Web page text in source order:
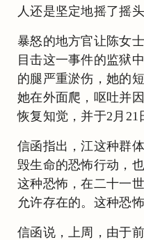
人还是坚定地摇了摇头
暴怒的地方官让陈女
目击这一事件的监狱
的腿严重淤伤，她的
她在外面爬，呕吐并
恢复知觉，并于2月21
信函指出，江这种群
毁生命的恐怖行动，
这种恐怖，在二十一
允许存在的。这种恐
信函说，上周，由于